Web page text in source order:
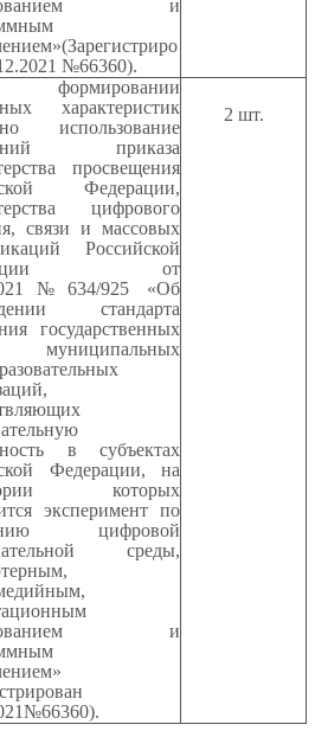
и
№66360).
характеристик
использование
приказа
просвещения
Федерации,
цифрового
связи и массовых
Российской
от
925 «Об
стандарта
государственных
в субъектах
Федерации, на
которых
эксперимент по
цифровой
среды,
и
2 шт.